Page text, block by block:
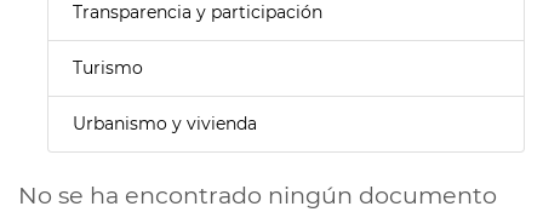
Transparencia y participación
Turismo
Urbanismo y vivienda
No se ha encontrado ningún documento